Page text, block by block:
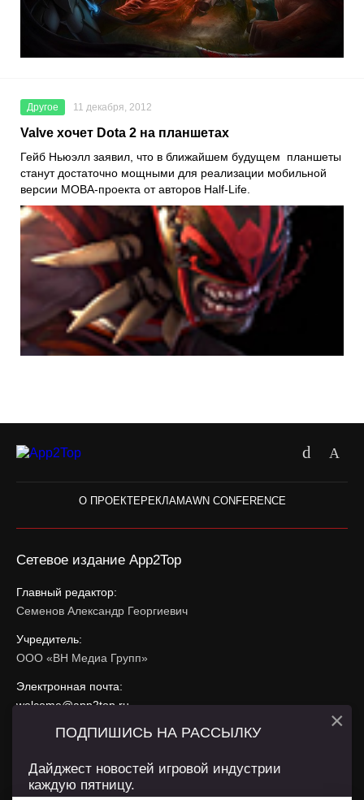
Другое 11 декабря, 2012
Valve хочет Dota 2 на планшетах
Гейб Ньюэлл заявил, что в ближайшем будущем планшеты
станут достаточно мощными для реализации мобильной
версии MOBA-проекта от авторов Half-Life.
О ПРОЕКТЕРЕКЛАМАWN CONFERENCE
Сетевое издание App2Top
Главный редактор:
Семенов Александр Георгиевич
Учредитель:
ООО «ВН Медиа Групп»
Электронная почта:
welcome@app2top.ru
При использовании материалов активная ссылка на
Сайт использует IP адреса, cookie, данные геолокации
ПОДПИШИСЬ НА РАССЫЛКУ
Дайджест новостей игровой индустрии
каждую пятницу.
×